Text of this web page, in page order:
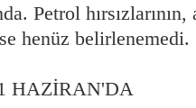
Petrol hırsızlarının,
henüz belirlenemedi.
HAZİRAN'DA